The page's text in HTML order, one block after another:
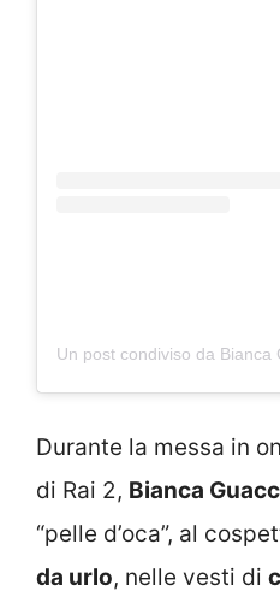
Durante la messa in
di Rai 2, Bianca
“pelle d’oca”, al
da urlo, nelle vesti di